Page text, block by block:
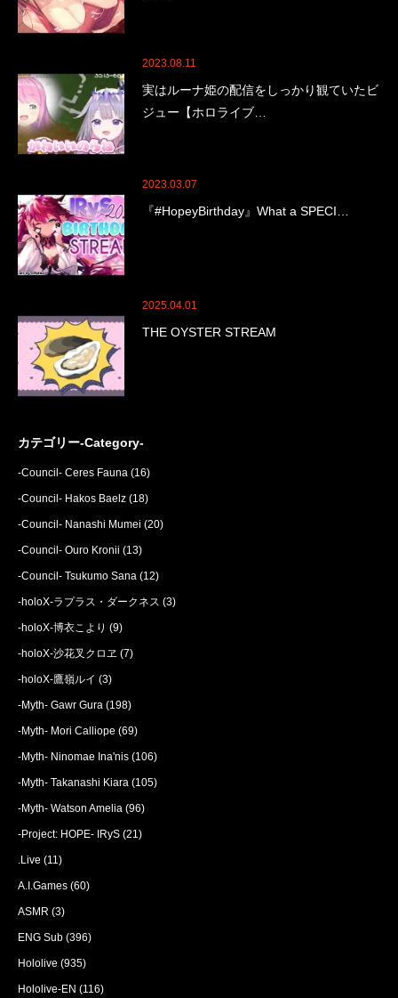
2023.08.11
実はルーナ姫の配信をしっかり観ていたビ
ジュー【ホロライブ…
2023.03.07
『#HopeyBirthday』What a SPECI…
2025.04.01
THE OYSTER STREAM
カテゴリー-Category-
-Council- Ceres Fauna (16)
-Council- Hakos Baelz (18)
-Council- Nanashi Mumei (20)
-Council- Ouro Kronii (13)
-Council- Tsukumo Sana (12)
-holoX-ラプラス・ダークネス (3)
-holoX-博衣こより (9)
-holoX-沙花叉クロヱ (7)
-holoX-鷹嶺ルイ (3)
-Myth- Gawr Gura (198)
-Myth- Mori Calliope (69)
-Myth- Ninomae Ina'nis (106)
-Myth- Takanashi Kiara (105)
-Myth- Watson Amelia (96)
-Project: HOPE- IRyS (21)
.Live (11)
A.I.Games (60)
ASMR (3)
ENG Sub (396)
Hololive (935)
Hololive-EN (116)